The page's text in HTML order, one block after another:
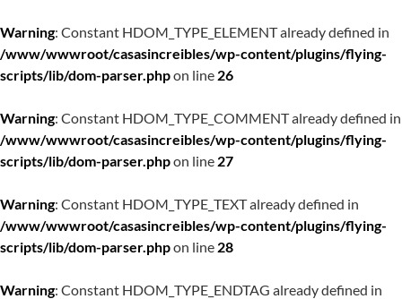
Warning: Constant HDOM_TYPE_ELEMENT already defined in
/www/wwwroot/casasincreibles/wp-content/plugins/flying-
scripts/lib/dom-parser.phpon line 26
Warning: Constant HDOM_TYPE_COMMENT already defined in
/www/wwwroot/casasincreibles/wp-content/plugins/flying-
scripts/lib/dom-parser.phpon line 27
Warning: Constant HDOM_TYPE_TEXT already defined in
/www/wwwroot/casasincreibles/wp-content/plugins/flying-
scripts/lib/dom-parser.phpon line 28
Warning: Constant HDOM_TYPE_ENDTAG already defined in